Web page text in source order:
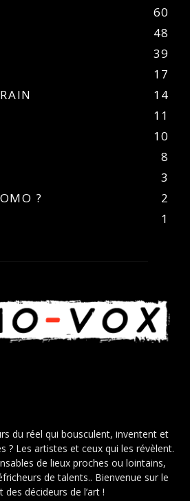
60
48
39
17
14
11
10
8
3
?
2
1
du réel qui bousculent, inventent et
? Les artistes et ceux qui les révèlent.
de lieux proches ou lointains,
de talents.. Bienvenue sur le
des décideurs de l’art !